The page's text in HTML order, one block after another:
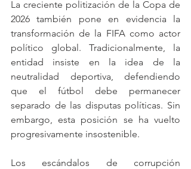
La creciente politización de la Copa de
2026 también pone en evidencia la
transformación de la FIFA como actor
político global. Tradicionalmente, la
entidad insiste en la idea de la
neutralidad deportiva, defendiendo
que el fútbol debe permanecer
separado de las disputas políticas. Sin
embargo, esta posición se ha vuelto
progresivamente insostenible.
Los escándalos de corrupción